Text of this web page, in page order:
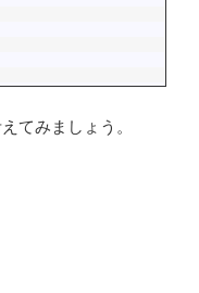
てみましょう。